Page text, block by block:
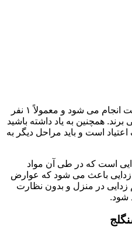
سم زدایی فوق سریع در چند ساعت انجام می شود و معمولاً ۱ نفر
نمی برند. همچنین به یاد داشته باشید
است و باید مراحل دیگر به
است که در طی آن مواد
باعث می شود که عوارض
زدایی در منزل و بدون نظارت
شود.